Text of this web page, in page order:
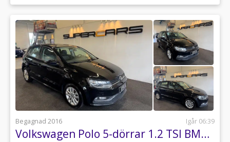
Begagnad 2016 Igår 06:39
Volkswagen Polo 5-dörrar 1.2 TSI BMT Base